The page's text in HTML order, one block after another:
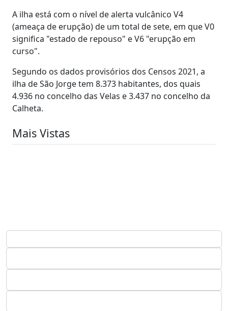
A ilha está com o nível de alerta vulcânico V4
(ameaça de erupção) de um total de sete, em que V0
significa "estado de repouso" e V6 "erupção em
curso".
Segundo os dados provisórios dos Censos 2021, a
ilha de São Jorge tem 8.373 habitantes, dos quais
4.936 no concelho das Velas e 3.437 no concelho da
Calheta.
Mais Vistas